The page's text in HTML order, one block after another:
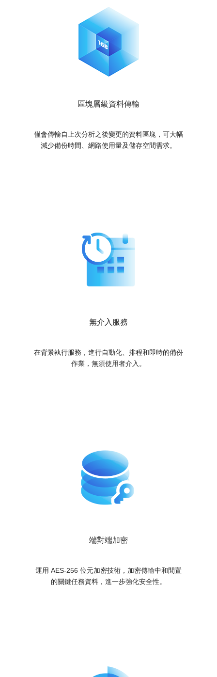
區塊層級資料傳輸
僅會傳輸自上次分析之後變更的資料區塊，可大幅
減少備份時間、網路使用量及儲存空間需求。
無介入服務
在背景執行服務，進行自動化、排程和即時的備份
作業，無須使用者介入。
端對端加密
運用 AES-256 位元加密技術，加密傳輸中和閒置
的關鍵任務資料，進一步強化安全性。